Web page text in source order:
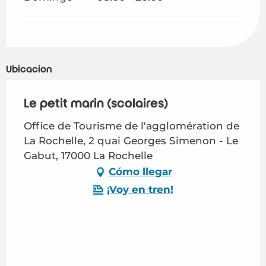
Ubicación
Le petit marin (scolaires)
Office de Tourisme de l'agglomération de
La Rochelle, 2 quai Georges Simenon - Le
Gabut, 17000 La Rochelle
Cómo llegar
¡Voy en tren!